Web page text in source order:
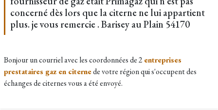
concerné dès lors que la citerne ne lui appartient
plus. je vous remercie . Barisey au Plain 54170
Bonjour un courriel avec les coordonnées de 2 entreprises
prestataires gaz en citernede votre région qui s'occupent des
échanges de citernes vous a été envoyé.